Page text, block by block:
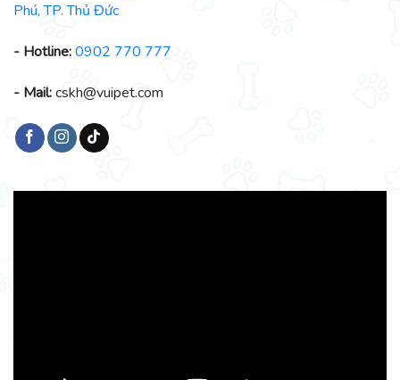
Phú, TP. Thủ Đức
- Hotline:0902 770 777
- Mail:cskh@vuipet.com